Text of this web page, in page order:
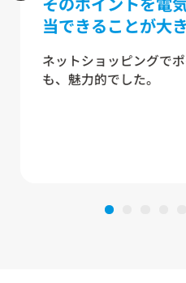
当できることが大
ネットショッピングで
も、魅力的でした。